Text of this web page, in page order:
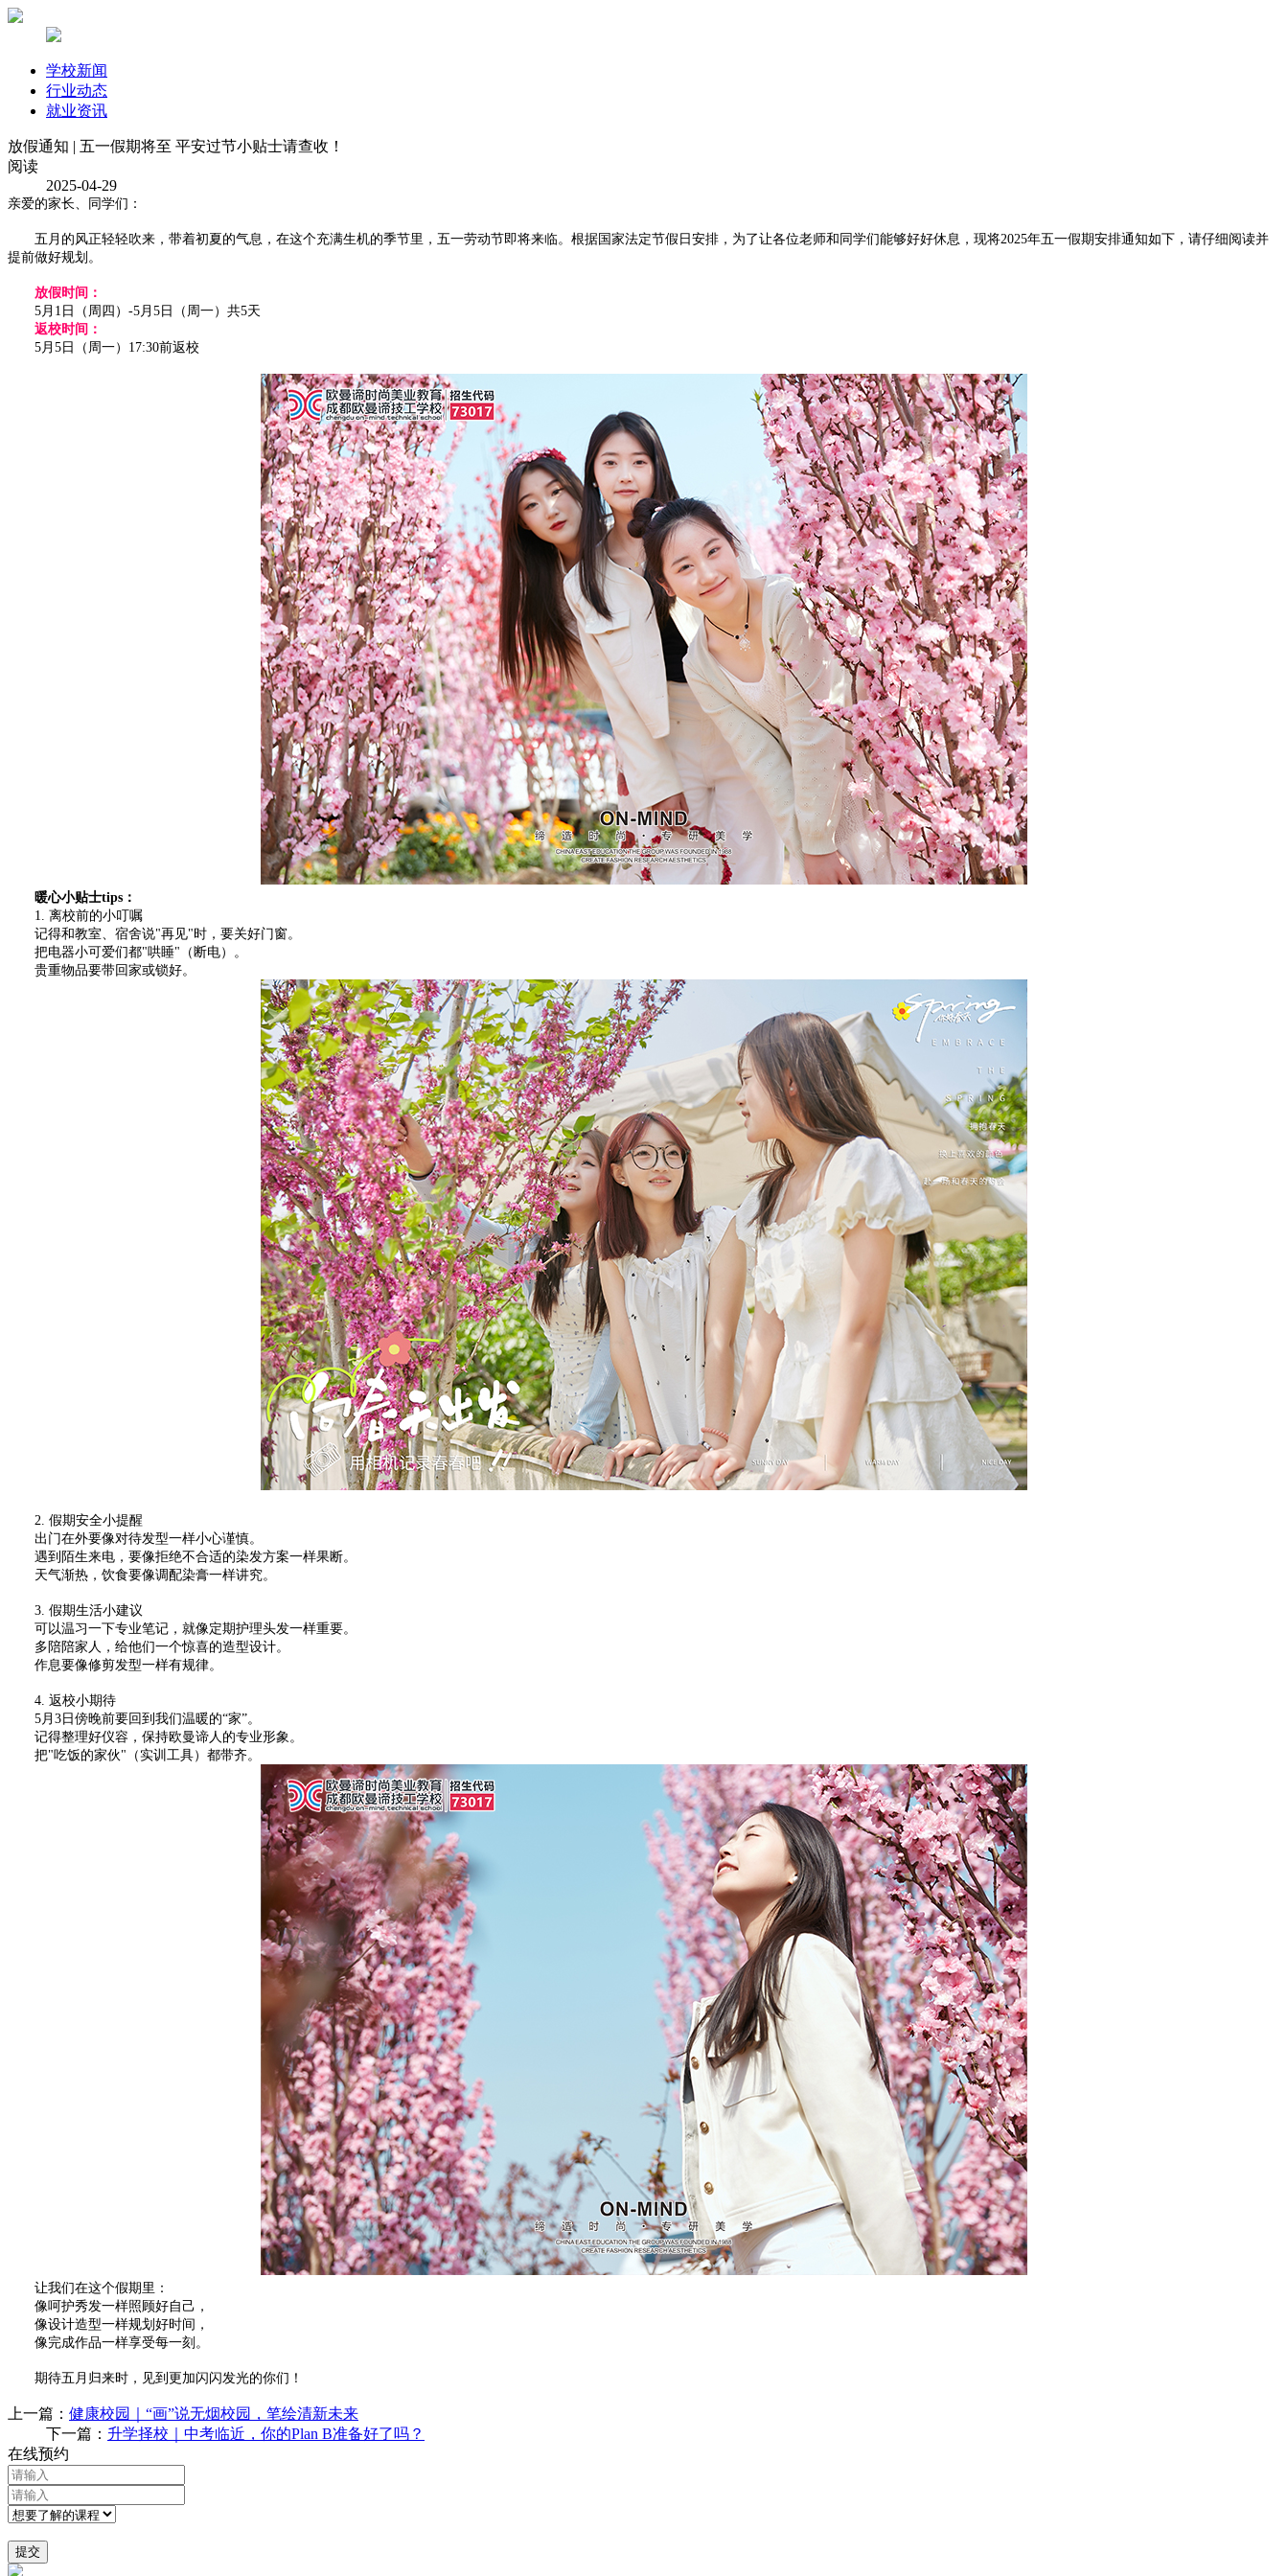
学校新闻
行业动态
就业资讯
放假通知 | 五一假期将至 平安过节小贴士请查收！
阅读
2025-04-29
亲爱的家长、同学们：
五月的风正轻轻吹来，带着初夏的气息，在这个充满生机的季节里，五一劳动节即将来临。根据国家法定节假日安排，为了让各位老师和同学们能够好好休息，现将2025年五一假期安排通知如下，请仔细阅读并
提前做好规划。
放假时间：
5月1日（周四）-5月5日（周一）共5天
返校时间：
5月5日（周一）17:30前返校
暖心小贴士tips：
1. 离校前的小叮嘱
记得和教室、宿舍说"再见"时，要关好门窗。
把电器小可爱们都"哄睡"（断电）。
贵重物品要带回家或锁好。
2. 假期安全小提醒
出门在外要像对待发型一样小心谨慎。
遇到陌生来电，要像拒绝不合适的染发方案一样果断。
天气渐热，饮食要像调配染膏一样讲究。
3. 假期生活小建议
可以温习一下专业笔记，就像定期护理头发一样重要。
多陪陪家人，给他们一个惊喜的造型设计。
作息要像修剪发型一样有规律。
4. 返校小期待
5月3日傍晚前要回到我们温暖的“家”。
记得整理好仪容，保持欧曼谛人的专业形象。
把"吃饭的家伙"（实训工具）都带齐。
让我们在这个假期里：
像呵护秀发一样照顾好自己，
像设计造型一样规划好时间，
像完成作品一样享受每一刻。
期待五月归来时，见到更加闪闪发光的你们！
上一篇： 健康校园｜“画”说无烟校园，笔绘清新未来
下一篇： 升学择校｜中考临近，你的Plan B准备好了吗？
在线预约